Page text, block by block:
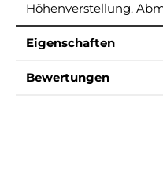
Höhenverstellung.
Eigenschaften
Bewertungen